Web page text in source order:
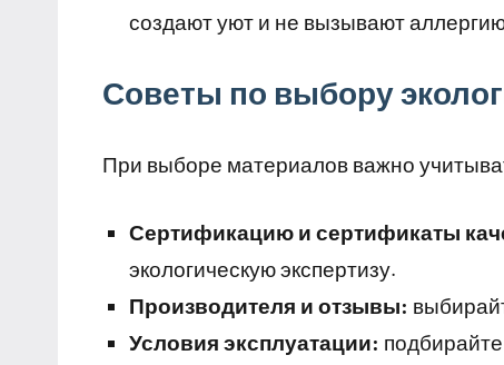
создают уют и не вызывают
Советы по выбору
При выборе материалов важно
Сертификацию и сертификаты
экологическую экспертизу.
Производителя и отзывы:
Условия эксплуатации: